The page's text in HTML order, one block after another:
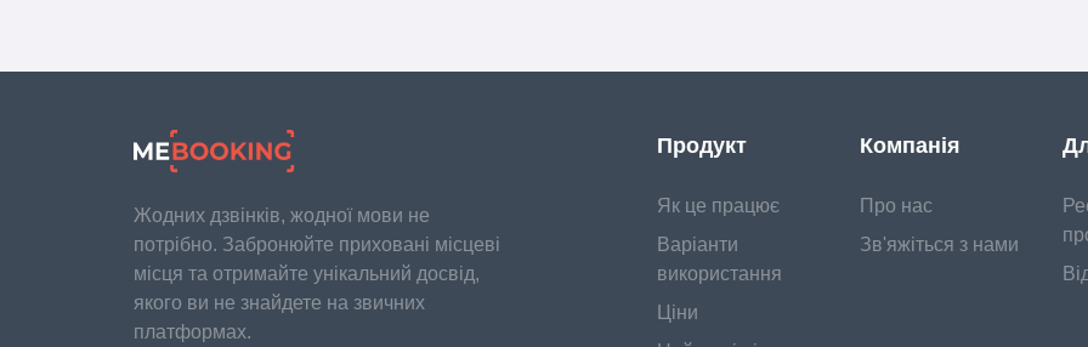
Жодних дзвінків, жодної мови не
потрібно. Забронюйте приховані місцеві
місця та отримайте унікальний досвід,
якого ви не знайдете на звичних
платформах.
Продукт
Як це працює
Варіанти
використання
Ціни
Компанія
Про нас
Зв'яжіться з нами